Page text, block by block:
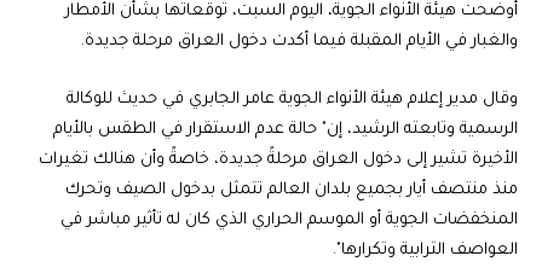
أوضحت هيئة الأنواء الجوية، اليوم السبت، توقعاتها بشأن الأمطار
والغبار في الأيام المقبلة فيما أكدت دخول العراق مرحلة جديدة.
وقال مدير إعلام هيئة الأنواء الجوية عامر الجابري في حديث للوكالة
الرسمية وتابعته الرشيد، إن" حالة عدم الاستقرار في الطقس بالأيام
الأخيرة تشير إلى دخول العراق مرحلةً جديدة، خاصةً وأن هنالك تغيرات
منذ منتصف أيار بجميع بلدان العالم تتمثل بدخول الصيف وتحرك
المنخفضات الجوية أو الموسم الحراري الذي كان له تأثير مباشر في
العواصف الترابية وتكرارها".